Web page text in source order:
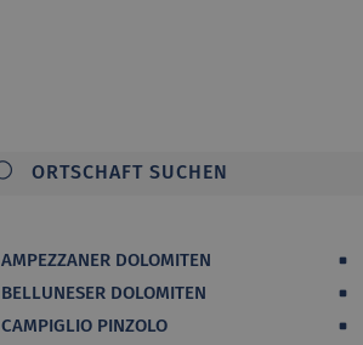
AMPEZZANER DOLOMITEN
BELLUNESER DOLOMITEN
CAMPIGLIO PINZOLO